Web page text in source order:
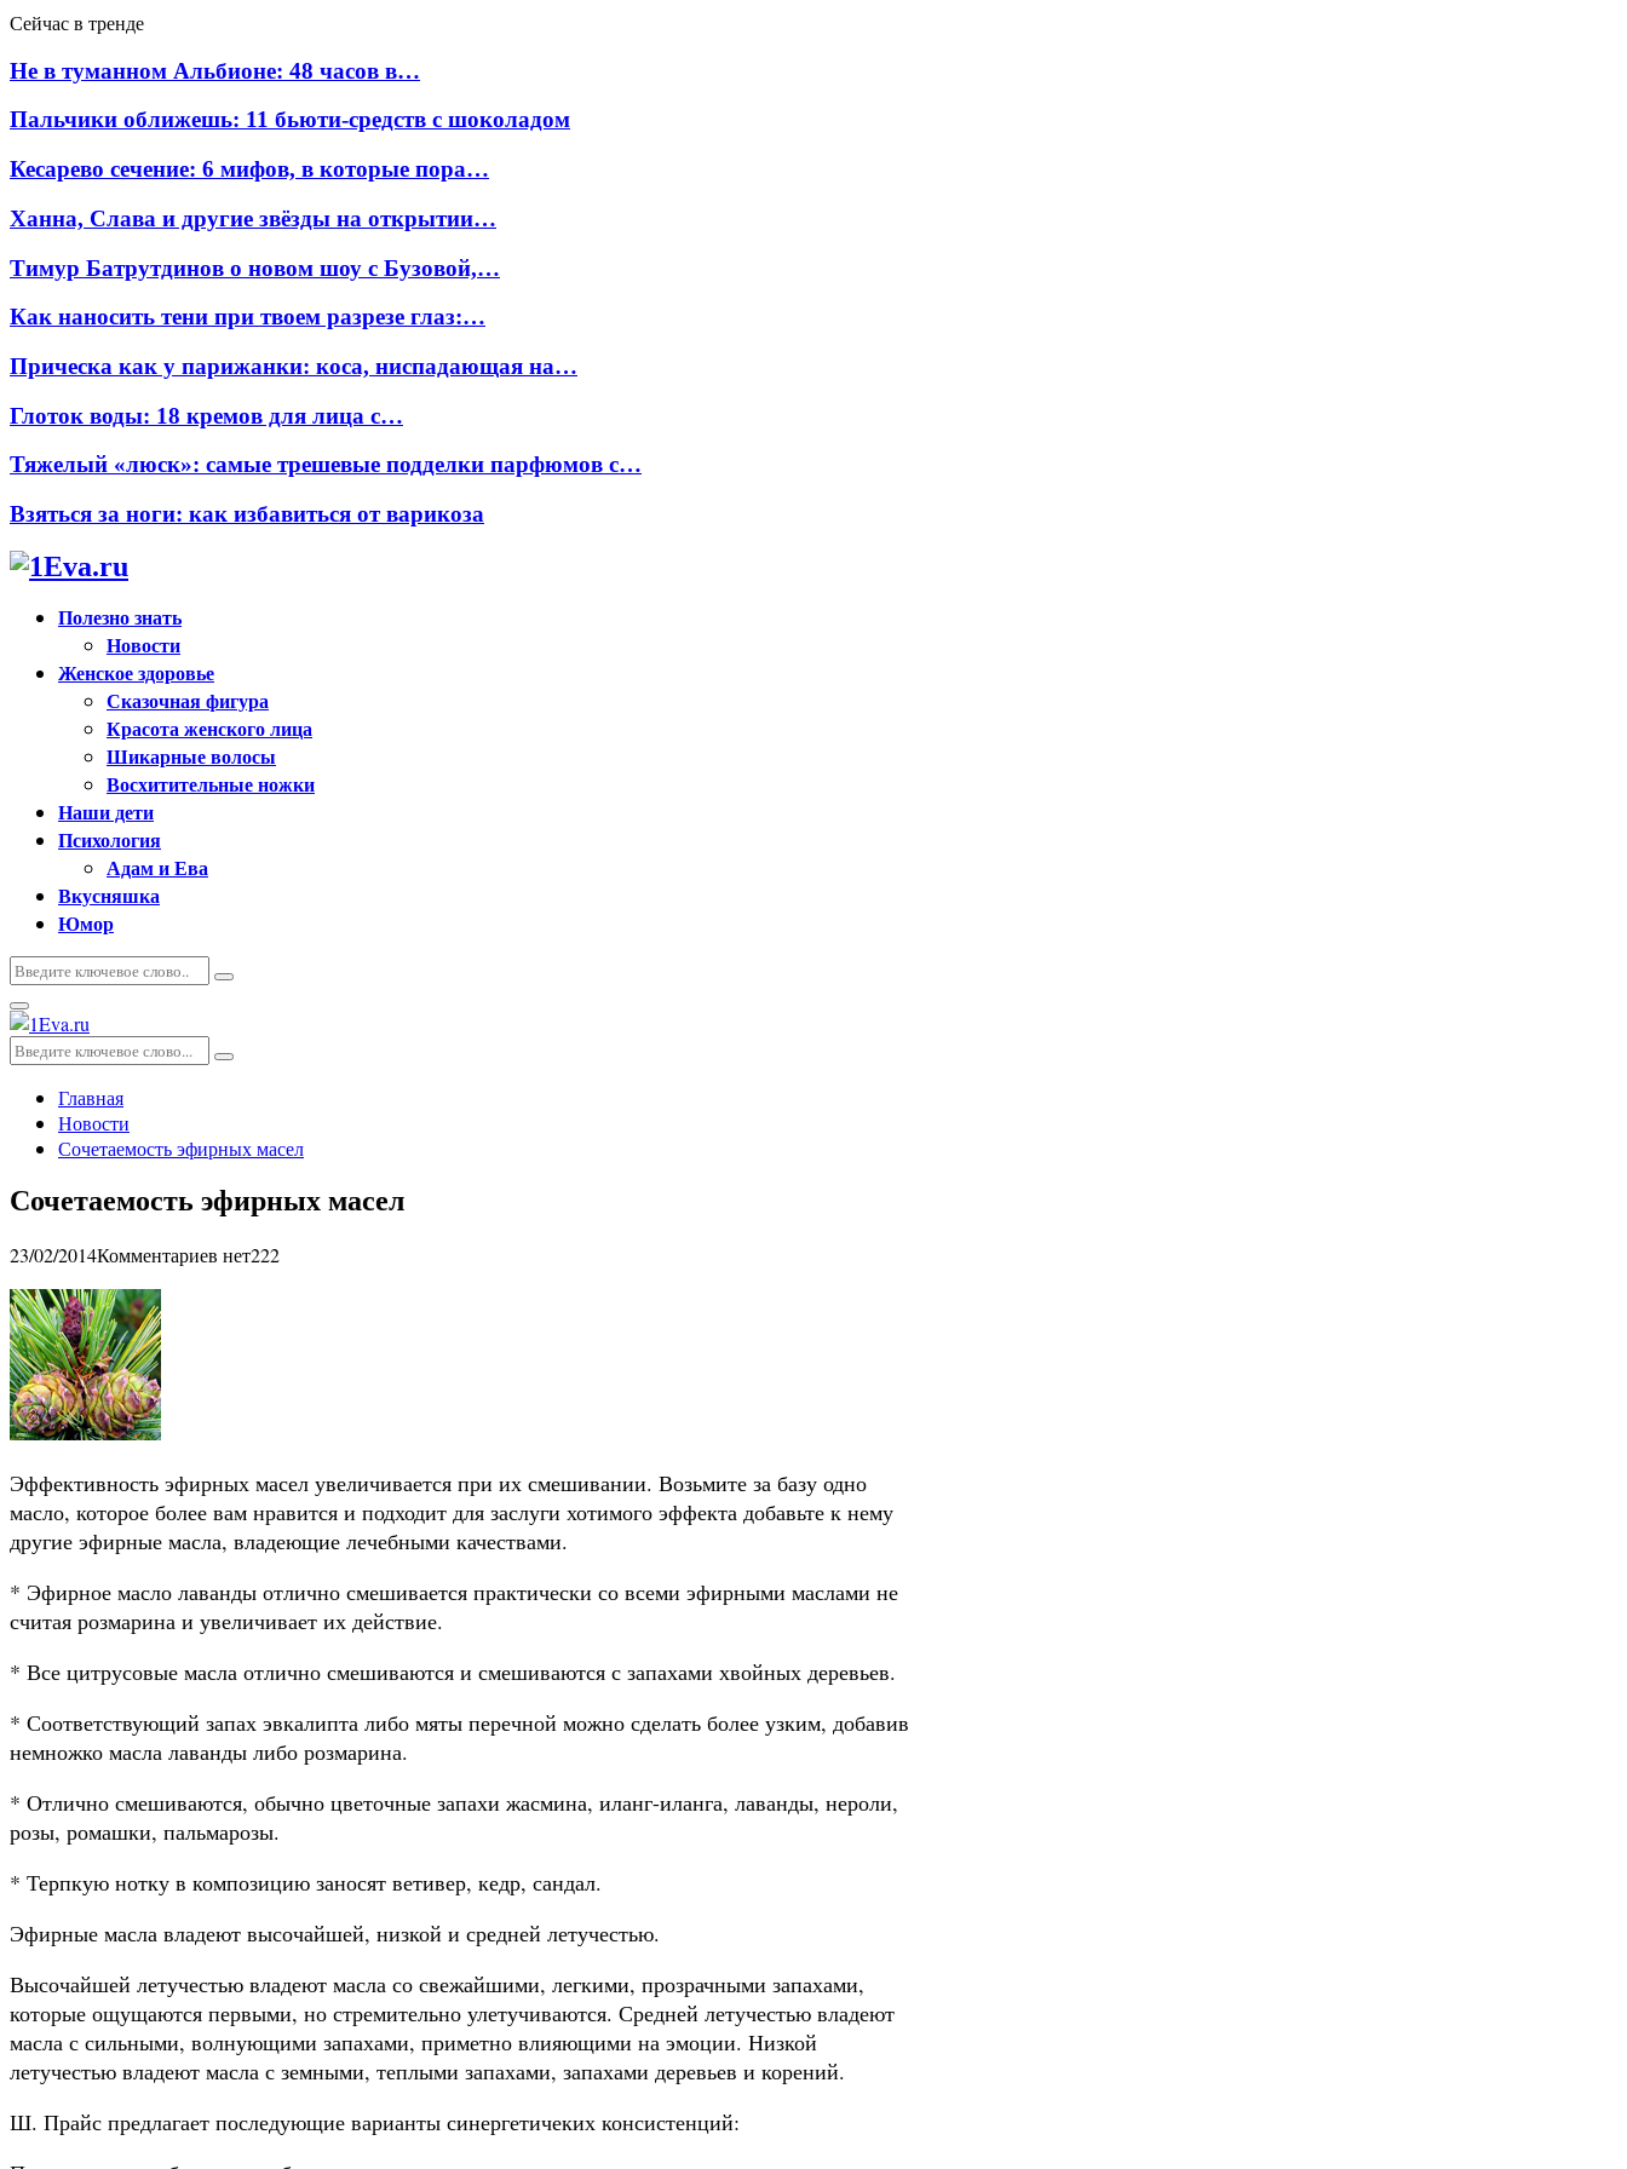
Сейчас в тренде
Не в туманном Альбионе: 48 часов в…
Пальчики оближешь: 11 бьюти-средств с шоколадом
Кесарево сечение: 6 мифов, в которые пора…
Ханна, Слава и другие звёзды на открытии…
Тимур Батрутдинов о новом шоу с Бузовой,…
Как наносить тени при твоем разрезе глаз:…
Прическа как у парижанки: коса, ниспадающая на…
Глоток воды: 18 кремов для лица с…
Тяжелый «люск»: самые трешевые подделки парфюмов с…
Взяться за ноги: как избавиться от варикоза
Полезно знать
Новости
Женское здоровье
Сказочная фигура
Красота женского лица
Шикарные волосы
Восхитительные ножки
Наши дети
Психология
Адам и Ева
Вкусняшка
Юмор
Искать:
Поиск
Основное
меню
Искать:
Поиск
Главная
Новости
Сочетаемость эфирных масел
Сочетаемость эфирных масел
23/02/2014Комментариев нет222
Эффективность эфирных масел увеличивается при их смешивании. Возьмите за базу одно
масло, которое более вам нравится и подходит для заслуги хотимого эффекта добавьте к нему
другие эфирные масла, владеющие лечебными качествами.
* Эфирное масло лаванды отлично смешивается практически со всеми эфирными маслами не
считая розмарина и увеличивает их действие.
* Все цитрусовые масла отлично смешиваются и смешиваются с запахами хвойных деревьев.
* Соответствующий запах эвкалипта либо мяты перечной можно сделать более узким, добавив
немножко масла лаванды либо розмарина.
* Отлично смешиваются, обычно цветочные запахи жасмина, иланг-иланга, лаванды, нероли,
розы, ромашки, пальмарозы.
* Терпкую нотку в композицию заносят ветивер, кедр, сандал.
Эфирные масла владеют высочайшей, низкой и средней летучестью.
Высочайшей летучестью владеют масла со свежайшими, легкими, прозрачными запахами,
которые ощущаются первыми, но стремительно улетучиваются. Средней летучестью владеют
масла с сильными, волнующими запахами, приметно влияющими на эмоции. Низкой
летучестью владеют масла с земными, теплыми запахами, запахами деревьев и корений.
Ш. Прайс предлагает последующие варианты синергетичеких консистенций: